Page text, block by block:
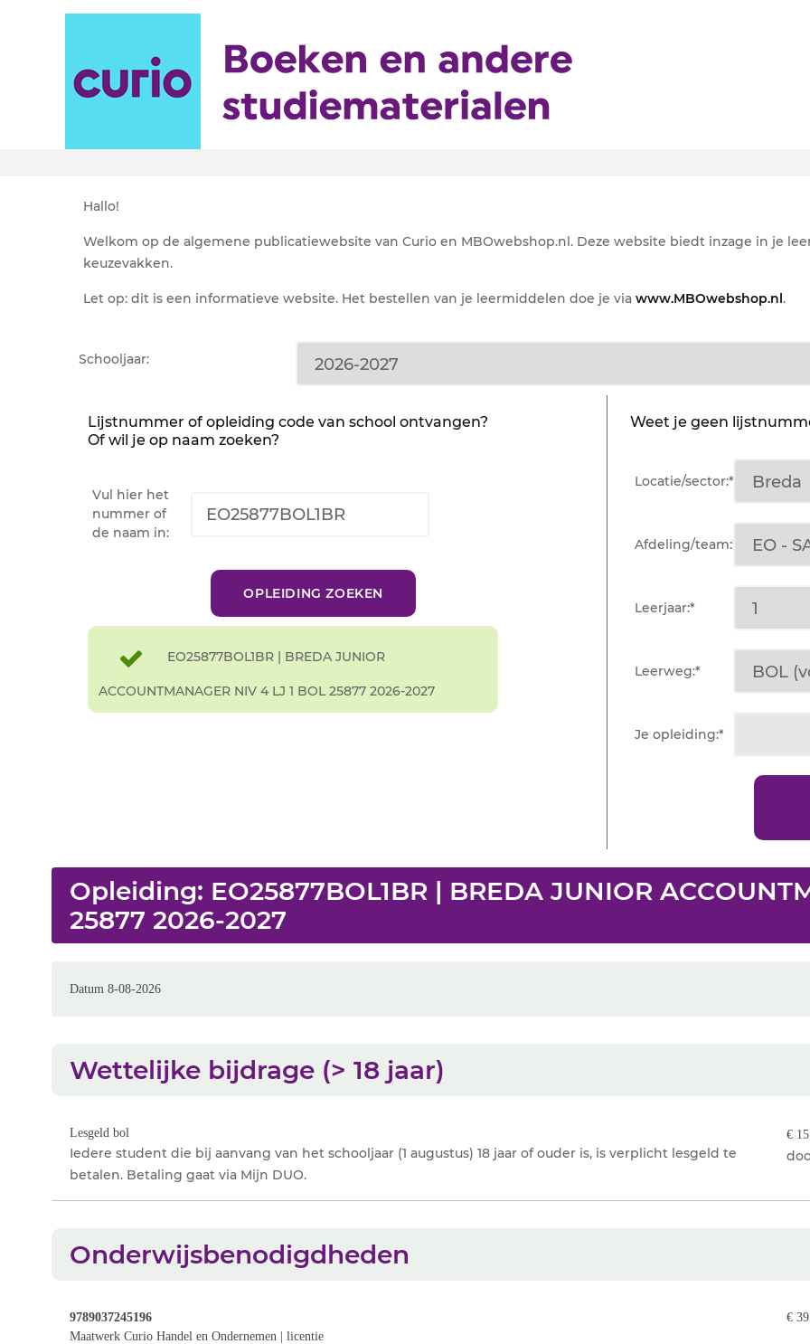
Leermiddelenlijst Curio
Hallo!
Welkom op de algemene publicatiewebsite van Curio en MBOwebshop.nl. Deze website biedt inzage in je
keuzevakken.
Let op: dit is een informatieve website. Het bestellen van je leermiddelen doe je via www.MBOwebshop.nl.
Schooljaar:
Lijstnummer of opleiding code van school ontvangen?
Of wil je op naam zoeken?
Vul hier het
nummer of
de naam in:
EO25877BOL1BR | BREDA JUNIOR
ACCOUNTMANAGER NIV 4 LJ 1 BOL 25877 2026-2027
Weet je geen
Locatie/sector:*
Afdeling/team:*
Leerjaar:*
Leerweg:*
Je opleiding:*
Opleiding: EO25877BOL1BR | BREDA JUNIOR
25877 2026-2027
Datum 8-08-2026
Wettelijke bijdrage (> 18 jaar)
Lesgeld bol
Iedere student die bij aanvang van het schooljaar (1 augustus) 18 jaar of ouder is, is verplicht lesgeld te
betalen. Betaling gaat via Mijn DUO.
€
Onderwijsbenodigdheden
9789037245196
Maatwerk Curio Handel en Ondernemen | licentie
€